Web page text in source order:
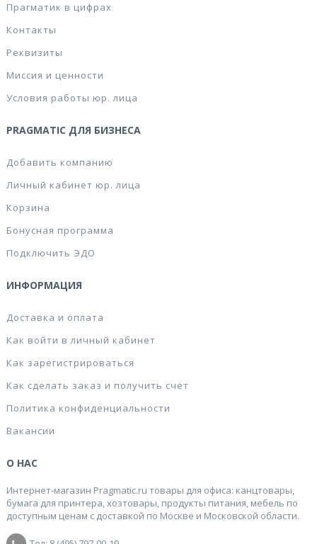
Прагматик в цифрах
Контакты
Реквизиты
Миссия и ценности
Условия работы юр. лица
PRAGMATIC ДЛЯ БИЗНЕСА
Добавить компанию
Личный кабинет юр. лица
Корзина
Бонусная программа
Подключить ЭДО
ИНФОРМАЦИЯ
Доставка и оплата
Как войти в личный кабинет
Как зарегистрироваться
Как сделать заказ и получить счет
Политика конфиденциальности
Вакансии
О НАС
Интернет-магазин Pragmatic.ru товары для офиса: канцтовары,
бумага для принтера, хозтовары, продукты питания, мебель по
доступным ценам с доставкой по Москве и Московской области.